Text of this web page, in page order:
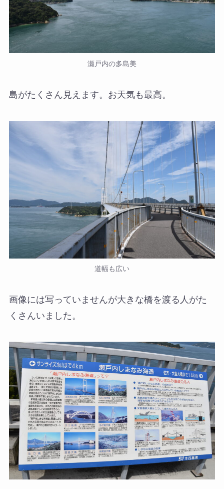
瀬戸内の多島美
島がたくさん見えます。お天気も最高。
道幅も広い
画像には写っていませんが大きな橋を渡る人がた
くさんいました。